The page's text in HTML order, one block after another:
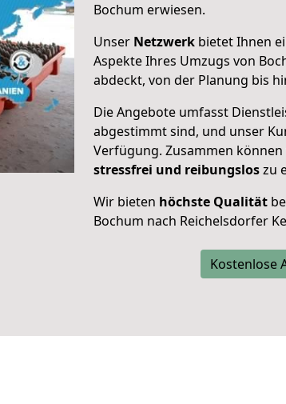
Bochum erwiesen.
Unser Netzwerk bietet Ihnen
Aspekte Ihres Umzugs von
abdeckt, von der Planung bis
Die Angebote umfasst
abgestimmt sind, und unser
Verfügung. Zusammen
stressfrei und reibungsloszu
Wir bieten höchste Qualität
Bochum nach Reichelsdorfer
Kostenlose